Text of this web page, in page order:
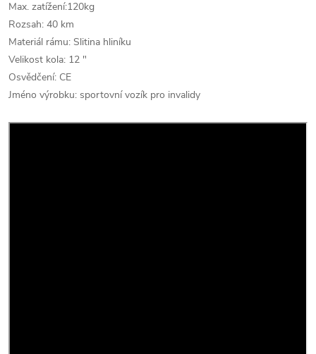
Max. zatížení:120kg
Rozsah: 40 km
Materiál rámu: Slitina hliníku
Velikost kola: 12 "
Osvědčení: CE
Jméno výrobku: sportovní vozík pro invalidy